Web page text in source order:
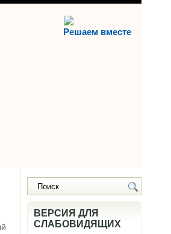
Решаем вместе
ВЕРСИЯ ДЛЯ
СЛАБОВИДЯЩИХ